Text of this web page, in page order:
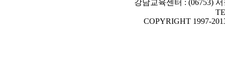
강남교육센터 : (06753)
COPYRIGHT 1997-